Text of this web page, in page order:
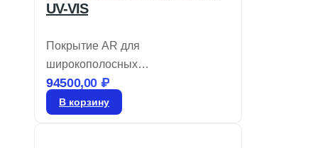
UV-VIS
Покрытие AR для
широкополосных
перестраиваемых лазерных
источников предлагает
94500,00 ₽
В корзину